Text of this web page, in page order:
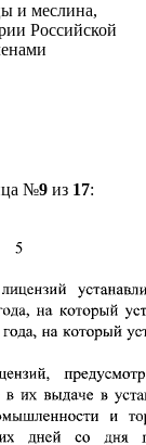
и меслина,
Российской
№9из 17: